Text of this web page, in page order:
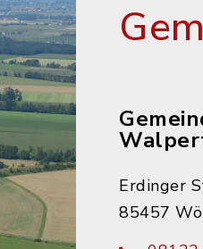
Erdinger
85457